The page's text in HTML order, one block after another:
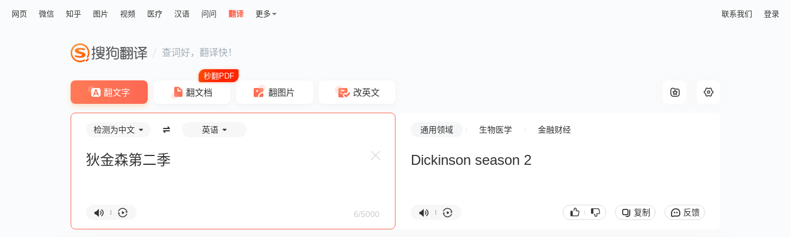
网页 微信 知乎 图片 视频 医疗 汉语 问问 翻译 更多 联系我们 登录
查词好，翻译快！
翻文字 翻文档 翻图片 改英文
检测为中文 英语
6/5000
通用领域 生物医学 金融财经
Dickinson season 2
复制 反馈